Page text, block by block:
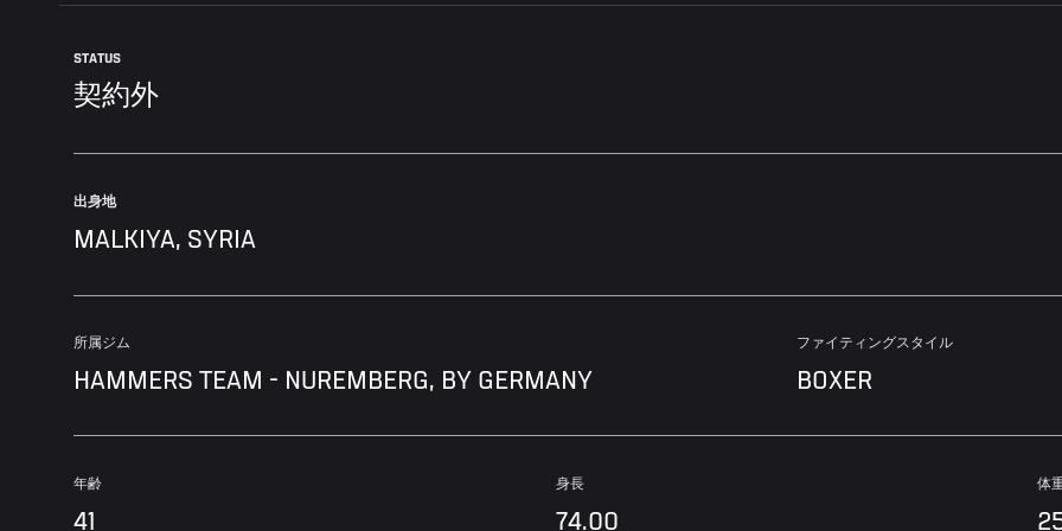
STATUS
契約外
出身地
MALKIYA, SYRIA
所属ジム
HAMMERS TEAM - NUREMBERG, BY GERMANY
ファイティングスタイル
BOXER
年齢
41
身長
74.00
体